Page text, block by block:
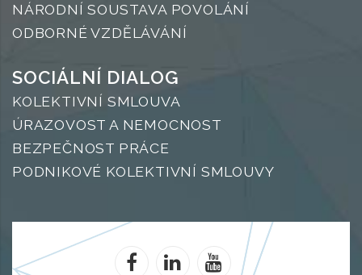
NÁRODNÍ SOUSTAVA POVOLÁNÍ
ODBORNÉ VZDĚLÁVÁNÍ
SOCIÁLNÍ DIALOG
KOLEKTIVNÍ SMLOUVA
ÚRAZOVOST A NEMOCNOST
BEZPEČNOST PRÁCE
PODNIKOVÉ KOLEKTIVNÍ SMLOUVY